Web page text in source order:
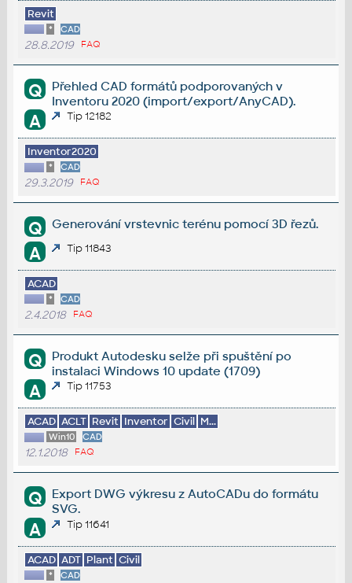
Revit
* CAD
28.8.2019 FAQ
Q
Přehled CAD formátů podporovaných v
Inventoru 2020 (import/export/AnyCAD).
A Tip 12182
Inventor2020
* CAD
29.3.2019 FAQ
Q Generování vrstevnic terénu pomocí 3D řezů.
A Tip 11843
ACAD
* CAD
2.4.2018 FAQ
Q
Produkt Autodesku selže při spuštění po
instalaci Windows 10 update (1709)
A Tip 11753
ACAD ACLT Revit Inventor Civil M...
Win10 CAD
12.1.2018 FAQ
Q
Export DWG výkresu z AutoCADu do formátu
SVG.
A Tip 11641
ACAD ADT Plant Civil
* CAD